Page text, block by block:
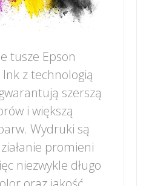
tusze Epson
z technologią
szerszą
i większą
Wydruki są
promieni
niezwykle długo